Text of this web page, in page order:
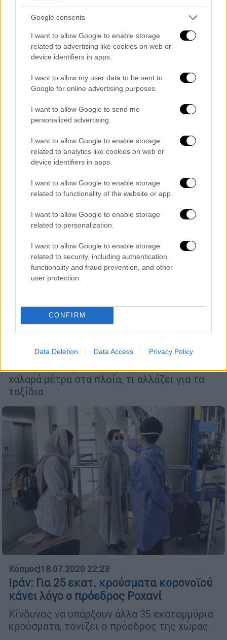
Google consents
I want to allow Google to enable storage
related to advertising like cookies on web or
device identifiers in apps.
I want to allow my user data to be sent to
Google for online advertising purposes.
I want to allow Google to send me
personalized advertising.
I want to allow Google to enable storage
related to analytics like cookies on web or
device identifiers in apps.
I want to allow Google to enable storage
related to functionality of the website or app.
I want to allow Google to enable storage
related to personalization.
I want to allow Google to enable storage
related to security, including authentication
functionality and fraud prevention, and other
user protection.
CONFIRM
Data Deletion Data Access Privacy Policy
Κόσμος|18.07.2020 22:54
G20: Οι υπουργοί Οικονομικών
δεσμεύονται να στηρίξουν την
παγκόσμια οικονομία
Δεσμεύτηκαν να συνεχίσουν να
χρησιμοποιούν «όλα τα διαθέσιμα εργαλεία»
στη μάχη κατά της πανδημίας του νέου
κορονοϊού
Ελλάδα|18.07.2020 22:31
Κορονοϊός: Πού είναι υποχρεωτική η
μάσκα στην Ελλάδα - Τα πρόστιμα
Τι ισχύει, τι πρέπει να γνωρίζετε - Πιο
χαλαρά μέτρα στα πλοία, τι αλλάζει για τα
ταξίδια
Κόσμος|18.07.2020 22:23
Ιράν: Για 25 εκατ. κρούσματα κορονοϊού
κάνει λόγο ο πρόεδρος Ροχανί
Κίνδυνος να υπάρξουν άλλα 35 εκατομμύρια
κρούσματα, τονίζει ο πρόεδρος της χώρας